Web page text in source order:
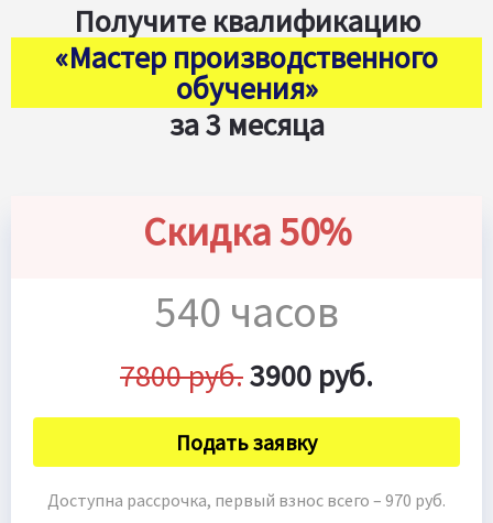
Получите квалификацию
«Мастер производственного
обучения»
за 3 месяца
Скидка 50%
540 часов
7800 руб.3900 руб.
Подать заявку
Доступна рассрочка, первый взнос всего – 970 руб.